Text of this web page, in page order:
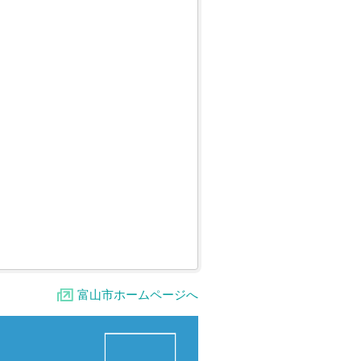
富山市ホームページへ